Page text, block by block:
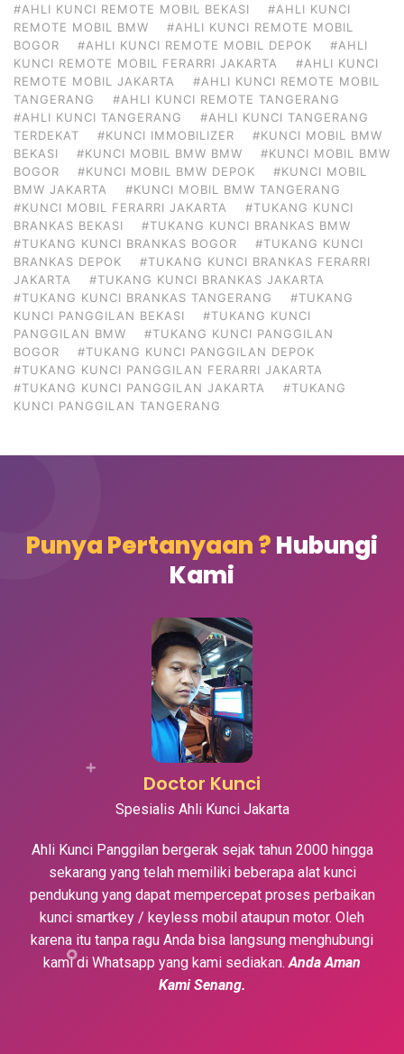
#AHLI KUNCI REMOTE MOBIL BEKASI
#AHLI KUNCI
REMOTE MOBIL BMW
#AHLI KUNCI REMOTE MOBIL
BOGOR
#AHLI KUNCI REMOTE MOBIL DEPOK
#AHLI
KUNCI REMOTE MOBIL FERARRI JAKARTA
#AHLI KUNCI
REMOTE MOBIL JAKARTA
#AHLI KUNCI REMOTE MOBIL
TANGERANG
#AHLI KUNCI REMOTE TANGERANG
#AHLI KUNCI TANGERANG
#AHLI KUNCI TANGERANG
TERDEKAT
#KUNCI IMMOBILIZER
#KUNCI MOBIL BMW
BEKASI
#KUNCI MOBIL BMW BMW
#KUNCI MOBIL BMW
BOGOR
#KUNCI MOBIL BMW DEPOK
#KUNCI MOBIL
BMW JAKARTA
#KUNCI MOBIL BMW TANGERANG
#KUNCI MOBIL FERARRI JAKARTA
#TUKANG KUNCI
BRANKAS BEKASI
#TUKANG KUNCI BRANKAS BMW
#TUKANG KUNCI BRANKAS BOGOR
#TUKANG KUNCI
BRANKAS DEPOK
#TUKANG KUNCI BRANKAS FERARRI
JAKARTA
#TUKANG KUNCI BRANKAS JAKARTA
#TUKANG KUNCI BRANKAS TANGERANG
#TUKANG
KUNCI PANGGILAN BEKASI
#TUKANG KUNCI
PANGGILAN BMW
#TUKANG KUNCI PANGGILAN
BOGOR
#TUKANG KUNCI PANGGILAN DEPOK
#TUKANG KUNCI PANGGILAN FERARRI JAKARTA
#TUKANG KUNCI PANGGILAN JAKARTA
#TUKANG
KUNCI PANGGILAN TANGERANG
Punya Pertanyaan ?Hubungi
Kami
Doctor Kunci
Spesialis Ahli Kunci Jakarta
Ahli Kunci Panggilan bergerak sejak tahun 2000 hingga
sekarang yang telah memiliki beberapa alat kunci
pendukung yang dapat mempercepat proses perbaikan
kunci smartkey / keyless mobil ataupun motor. Oleh
karena itu tanpa ragu Anda bisa langsung menghubungi
kami di Whatsapp yang kami sediakan.Anda Aman
Kami Senang.